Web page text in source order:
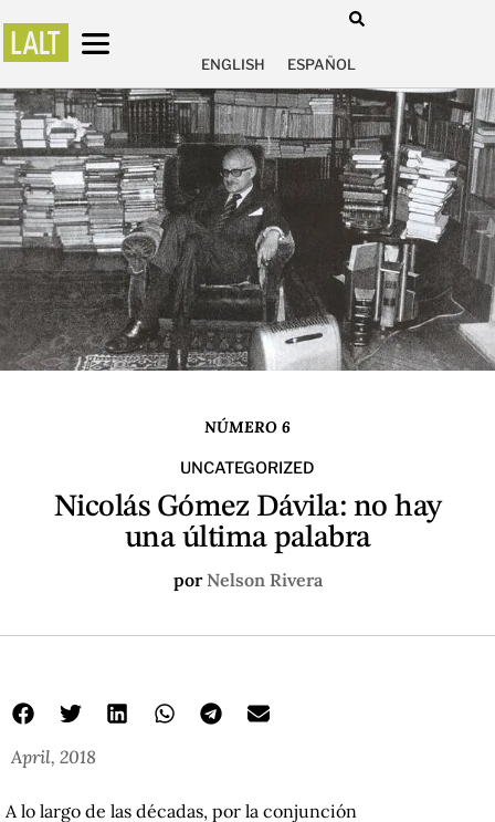
ENGLISH ESPAÑOL
NÚMERO 6
UNCATEGORIZED
Nicolás Gómez Dávila: no hay
una última palabra
porNelson Rivera
April, 2018
A lo largo de las décadas, por la conjunción